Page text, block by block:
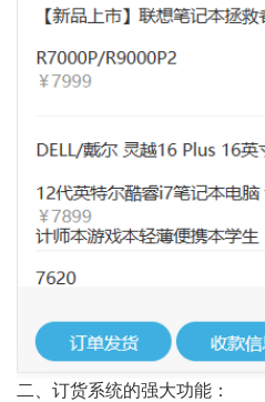
二、订货系统的强大功能：